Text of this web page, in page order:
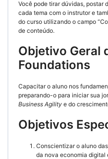
Você pode tirar dúvidas, postar
cada tema com o instrutor e
do curso utilizando o campo
de conteúdo.
Objetivo Geral
Foundations
Capacitar o aluno nos
preparando-o para iniciar sua
Business Agility e do
Objetivos
Conscientizar o aluno
da nova economia digital